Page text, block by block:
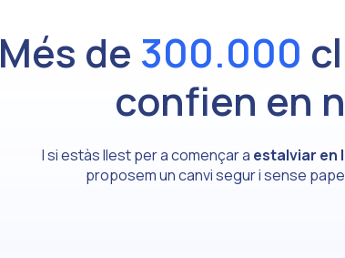
Més de 300.000
confien en
I si estàs llest per a començar a estalviar en
proposem un canvi segur i sense